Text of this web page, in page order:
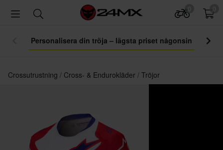
Personalisera din tröja – lägsta priset någonsin
Crossutrustning Cross- & Endurokläder Tröjor